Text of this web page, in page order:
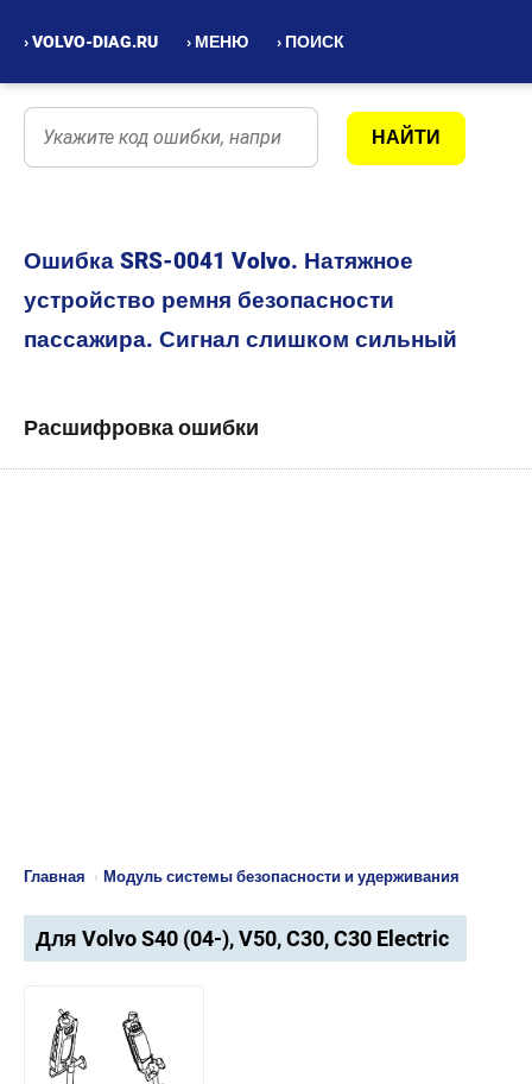
› VOLVO-DIAG.RU › МЕНЮ › ПОИСК
Ошибка SRS-0041 Volvo. Натяжное
устройство ремня безопасности
пассажира. Сигнал слишком сильный
Расшифровка ошибки
Главная › Модуль системы безопасности и удерживания
Для Volvo S40 (04-), V50, C30, C30 Electric